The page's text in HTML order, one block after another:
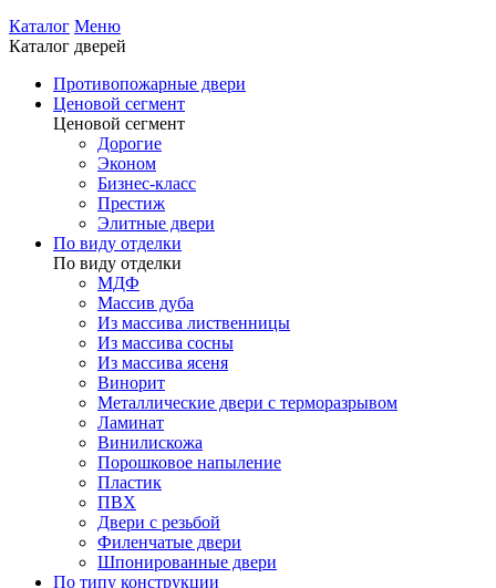
Каталог Меню
Каталог дверей
Противопожарные двери
Ценовой сегмент
Ценовой сегмент
Дорогие
Эконом
Бизнес-класс
Престиж
Элитные двери
По виду отделки
По виду отделки
МДФ
Массив дуба
Из массива лиственницы
Из массива сосны
Из массива ясеня
Винорит
Металлические двери с терморазрывом
Ламинат
Винилискожа
Порошковое напыление
Пластик
ПВХ
Двери с резьбой
Филенчатые двери
Шпонированные двери
По типу конструкции